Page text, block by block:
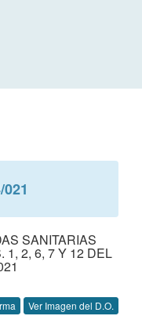
021
SANITARIAS
1, 2, 6, 7 Y 12 DEL
Ver Imagen del D.O.